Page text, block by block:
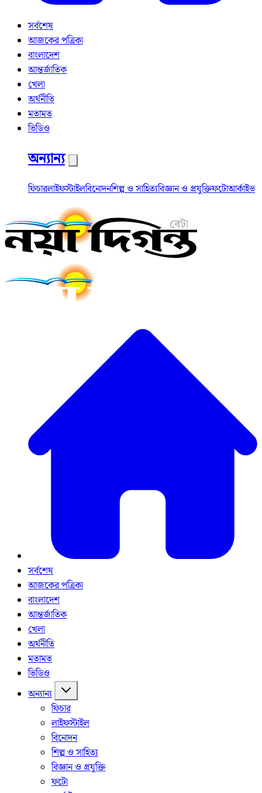
সর্বশেষ
আজকের পত্রিকা
বাংলাদেশ
আন্তর্জাতিক
খেলা
অর্থনীতি
মতামত
ভিডিও
অন্যান্য
ফিচারলাইফস্টাইলবিনোদনশিল্প ও সাহিত্যবিজ্ঞান ও প্রযুক্তিফটোআর্কাইভ
সর্বশেষ
আজকের পত্রিকা
বাংলাদেশ
আন্তর্জাতিক
খেলা
অর্থনীতি
মতামত
ভিডিও
অন্যান্য
ফিচার
লাইফস্টাইল
বিনোদন
শিল্প ও সাহিত্য
বিজ্ঞান ও প্রযুক্তি
ফটো